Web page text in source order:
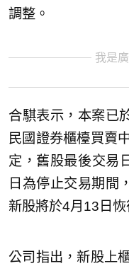
調整。
我是
合騏表示，本案已
民國證券櫃檯買賣
定，舊股最後交易
日為停止交易期間
新股將於4月13日
公司指出，新股上